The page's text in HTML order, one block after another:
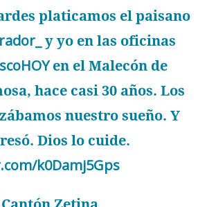
platicamos el paisano
y yo en las oficinas
en el Malecón de
hace casi 30 años. Los
nuestro sueño. Y
Dios lo cuide.
k0Damj5Gps